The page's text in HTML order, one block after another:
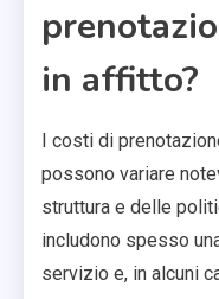
in affitto?
I costi di
possono variare
struttura e delle
includono spesso
servizio e, in alcuni